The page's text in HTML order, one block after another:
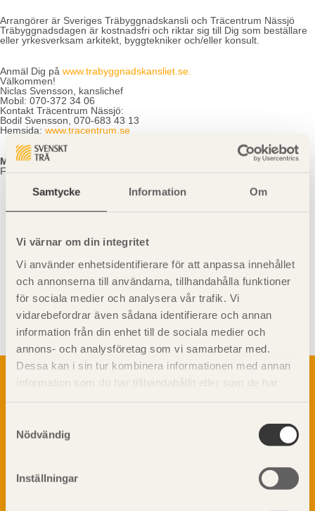
Samtycke Information Om
Vi värnar om din integritet
Vi använder enhetsidentifierare för att anpassa innehållet
och annonserna till användarna, tillhandahålla funktioner
för sociala medier och analysera vår trafik. Vi
vidarebefordrar även sådana identifierare och annan
information från din enhet till de sociala medier och
annons- och analysföretag som vi samarbetar med.
Dessa kan i sin tur kombinera informationen med annan
information som du har tillhandahållit eller som de har
Nödvändig
Inställningar
Arrangörer är Sveriges Träbyggnadskansli och Träcentrum Nässjö
Träbyggnadsdagen är kostnadsfri och riktar sig till Dig som beställare
eller yrkesverksam arkitekt, byggtekniker och/eller konsult.
Anmäl Dig på www.trabyggnadskansliet.se.
Välkommen!
Niclas Svensson, kanslichef
Mobil: 070-372 34 06
Kontakt Träcentrum Nässjö:
Bodil Svensson, 070-683 43 13
Hemsida: www.tracentrum.se
Media är välkomna att närvara hela dagen.
Föranmälan till
Visa sajtkarta
Om trä
Barrträdets uppbyggnad
Träbaserade produkter
TräGuiden är den digitala handboken för trä och
materialet trä samt instruktioner för byggande